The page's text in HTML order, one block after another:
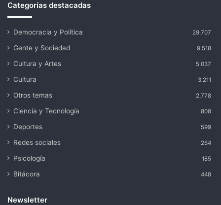
Categorías destacadas
Democracia y Política 29.707
Gente y Sociedad 9.518
Cultura y Artes 5.037
Cultura 3.211
Otros temas 2.778
Ciencia y Tecnología 808
Deportes 599
Redes sociales 264
Psicología 185
Bitácora 448
Newsletter